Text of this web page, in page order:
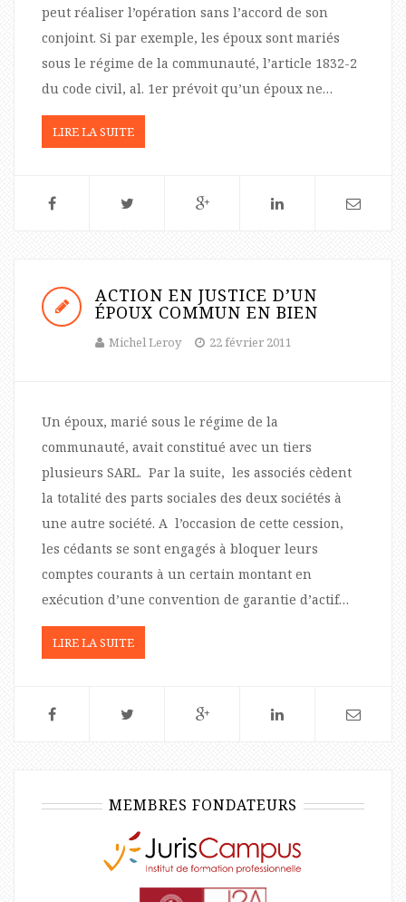
peut réaliser l’opération sans l’accord de son
conjoint. Si par exemple, les époux sont mariés
sous le régime de la communauté, l’article 1832-2
du code civil, al. 1er prévoit qu’un époux ne…
LIRE LA SUITE
ACTION EN JUSTICE D’UN
ÉPOUX COMMUN EN BIEN
Michel Leroy 22 février 2011
Un époux, marié sous le régime de la
communauté, avait constitué avec un tiers
plusieurs SARL. Par la suite, les associés cèdent
la totalité des parts sociales des deux sociétés à
une autre société. A l’occasion de cette cession,
les cédants se sont engagés à bloquer leurs
comptes courants à un certain montant en
exécution d’une convention de garantie d’actif…
LIRE LA SUITE
MEMBRES FONDATEURS